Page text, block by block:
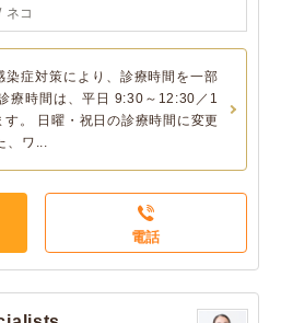
ネコ
染症対策により、診療時間を一部
療時間は、平日 9:30～12:30／1
。 日曜・祝日の診療時間に変更
、ワ...
電話